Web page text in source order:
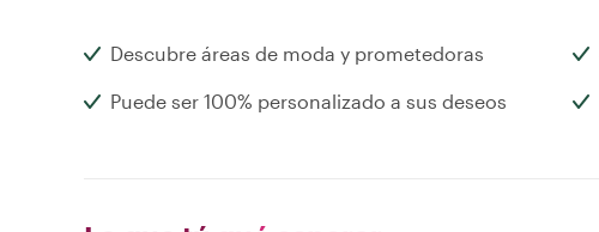
Descubre áreas de moda y prometedoras
Puede ser 100% personalizado a sus deseos